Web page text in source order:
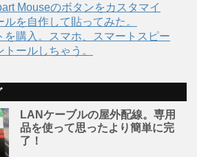
Mouseのボタンをカスタマイ
を自作して貼ってみた。
を購入。スマホ、スマートスピー
ールしちゃう。
LANケーブルの屋外配線。専用
品を使って思ったより簡単に完
了！